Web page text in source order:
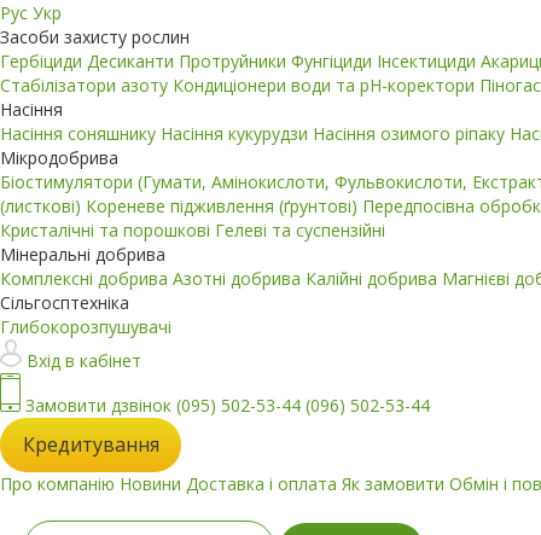
Рус Укр
Засоби захисту рослин
Гербіциди Десиканти Протруйники Фунгіциди Інсектициди
Стабілізатори азоту Кондиціонери води та pH-коректори
Насіння
Насіння соняшнику Насіння кукурудзи Насіння озимого ріпаку
Мікродобрива
Біостимулятори (Гумати, Амінокислоти, Фульвокислоти,
(листкові) Кореневе підживлення (ґрунтові) Передпосівна
Кристалічні та порошкові Гелеві та суспензійні
Мінеральні добрива
Комплексні добрива Азотні добрива Калійні добрива Магнієві
Сільгосптехніка
Глибокорозпушувачі
Вхід в кабінет
Замовити дзвінок (095) 502-53-44 (096) 502-53-44
Кредитування
Про компанію Новини Доставка і оплата Як замовити Обмін і